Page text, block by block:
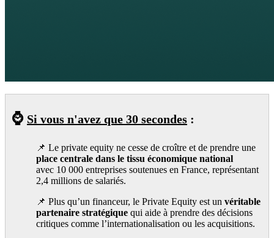
⌚ Si vous n'avez que 30 secondes :
📌 Le private equity ne cesse de croître et de prendre une
place centrale dans le tissu économique national
avec 10 000 entreprises soutenues en France, représentant
2,4 millions de salariés.
📌 Plus qu’un financeur, le Private Equity est un véritable
partenaire stratégique qui aide à prendre des décisions
critiques comme l’internationalisation ou les acquisitions.